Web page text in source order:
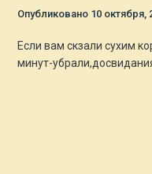
Опубликовано 10 октября,
Если вам скзали сухим
минут-